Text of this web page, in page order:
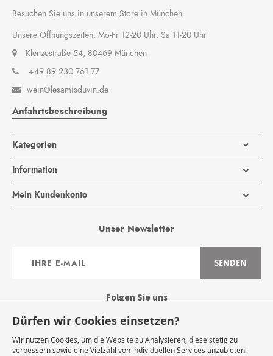
Besuchen Sie uns in unserem Store in München
Unsere Öffnungszeiten: Mo-Fr 12-20 Uhr, Sa 11-20 Uhr
Klenzestraße 54, 80469 München
+49 89 230 761 77
 wein@lesamisduvin.de
Anfahrtsbeschreibung
Kategorien
Information
Mein Kundenkonto
Unser Newsletter
zum
SENDEN
Folgen Sie uns
Dürfen wir Cookies einsetzen?
Wir nutzen Cookies, um die Website zu Analysieren, diese stetig zu
verbessern sowie eine Vielzahl von individuellen Services anzubieten.